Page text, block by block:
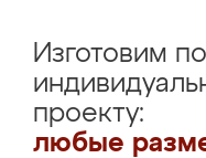
Изготовим по
проекту:
любые